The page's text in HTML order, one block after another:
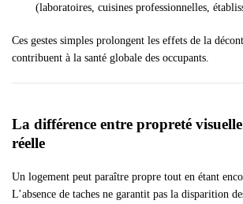
(laboratoires, cuisines professionnelles,
Ces gestes simples prolongent les effets de la
contribuent à la santé globale des occupants.
La différence entre propreté
réelle
Un logement peut paraître propre tout en étant
L’absence de taches ne garantit pas la disparition